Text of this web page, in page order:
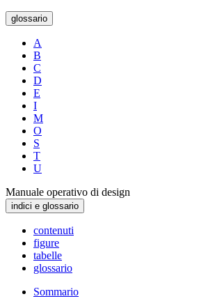
glossario
A
B
C
D
E
I
M
O
S
T
U
Manuale operativo di design
indici e glossario
contenuti
figure
tabelle
glossario
Sommario